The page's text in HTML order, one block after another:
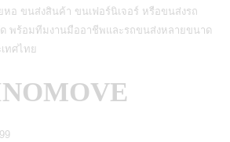
หอ ขนส่งสินค้า ขนเฟอร์นิเจอร์ หรือขนส่งรถ
ด พร้อมทีมงานมืออาชีพและรถขนส่งหลายขนาด
ทศไทย